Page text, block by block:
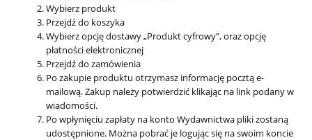
Wybierz produkt
Przejdź do koszyka
Wybierz opcję dostawy „Produkt cyfrowy”, oraz opcję
płatności elektronicznej
Przejdź do zamówienia
Po zakupie produktu otrzymasz informację pocztą e-
mailową. Zakup należy potwierdzić klikając na link podany w
wiadomości.
Po wpłynięciu zapłaty na konto Wydawnictwa pliki zostaną
udostępnione. Można pobrać je logując się na swoim koncie